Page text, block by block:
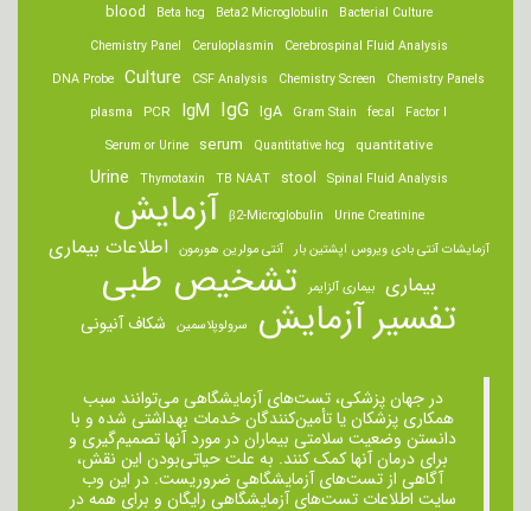
Bacterial Culture
Beta2 Microglobulin
Beta hcg
blood
Cerebrospinal Fluid Analysis
Ceruloplasmin
Chemistry Panel
Chemistry Panels
Chemistry Screen
CSF Analysis
Culture
DNA Probe
Factor I
fecal
Gram Stain
IgA
IgG
IgM
PCR
plasma
quantitative
Quantitative hcg
serum
Serum or Urine
Spinal Fluid Analysis
stool
TB NAAT
Thymotaxin
Urine
Urine Creatinine
β2-Microglobulin آزمایش
آزمایشات آنتی بادی ویروس اپشتین بار آنتی مولرین هورمون اطلاعات بیماری
بیماری بیماری آلزایمر تشخیص طبی
تفسیر آزمایش سرولوپلاسمین شکاف آنیونی
در جهان پزشکی، تست‌های آزمایشگاهی می‌توانند سبب
همکاری پزشکان یا تأمین‌کنندگان خدمات بهداشتی شده و با
دانستن وضعیت سلامتی بیماران در مورد آنها تصمیم‌گیری و
برای درمان ‌آنها کمک کنند. به علت حیاتی‌بودن این نقش،
آگاهی از تست‌های آزمایشگاهی ضروریست. در این وب
سایت اطلاعات تست‌های آزمایشگاهی رایگان و برای همه در